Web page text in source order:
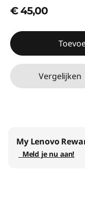
€ 45,00
Vergelijken
My Lenovo
Meld je nu aan!